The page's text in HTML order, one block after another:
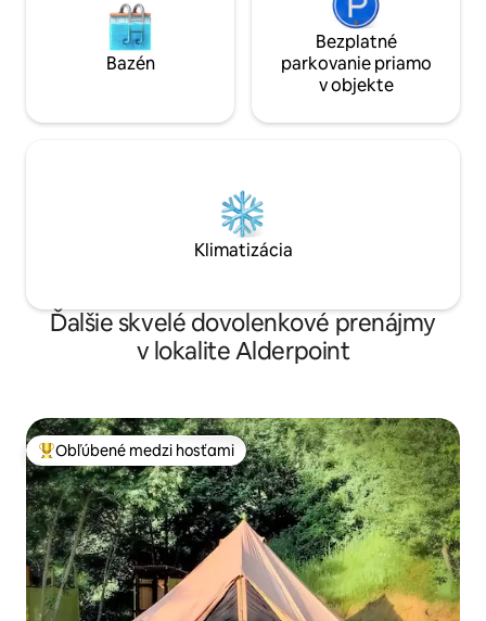
Bazén
Bezplatné
parkovanie priamo
v objekte
Klimatizácia
Ďalšie skvelé dovolenkové prenájmy
v lokalite Alderpoint
Najobľúbenejšie medzi hosťami
Obľúbené medzi hosťami